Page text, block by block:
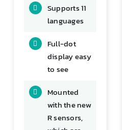
Supports 11
languages
Full-dot
display easy
to see
Mounted
with the new
R sensors,